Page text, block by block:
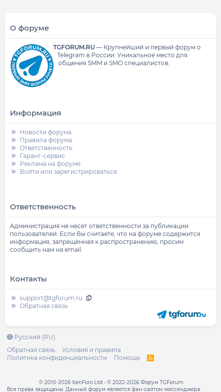
О форуме
TGFORUM.RU— Крупнейший и первый форум о
Telegram в России. Уникальное место для
общения SMM и SMO специалистов.
Информация
Новости форума
Правила форума
Ответственность
Гарант-сервис
Реклама на форуме
Войти или зарегистрироваться
Ответственность
Администрация не несет ответственности за публикации
пользователей. Если Вы считаете, что на форуме содержится
информация, запрещённая к распространению, просим
сообщить нам на email.
Контакты
support@tgforum.ru
Обратная связь
Русский (RU)
Обратная связь
Условия и правила
Политика конфиденциальности
Помощь
R
© 2010-2026 XenForo Ltd
© 2022-2026 Форум TGForum
Все права защищены. Данный форум является фан-сайтом мессенджера.